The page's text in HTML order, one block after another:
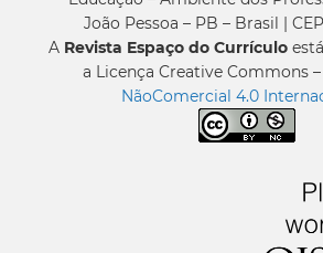
João Pessoa – PB – Brasil |
A Revista Espaço do Currículo
a Licença Creative Commons –
NãoComercial 4.0